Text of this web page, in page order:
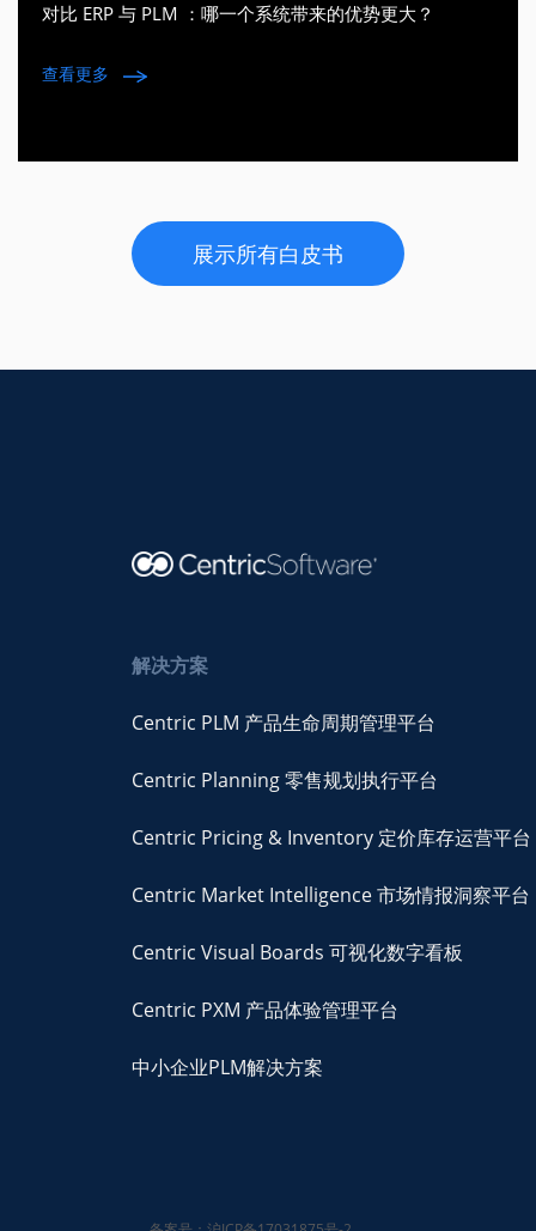
对比 ERP 与 PLM ：哪一个系统带来的优势更大？
查看更多
展示所有白皮书
解决方案
Centric PLM 产品生命周期管理平台
Centric Planning 零售规划执行平台
Centric Pricing & Inventory 定价库存运营平台
Centric Market Intelligence 市场情报洞察平台
Centric Visual Boards 可视化数字看板
Centric PXM 产品体验管理平台
中小企业PLM解决方案